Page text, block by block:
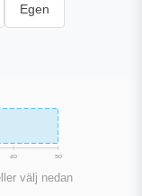
Egen
40 50
välj nedan